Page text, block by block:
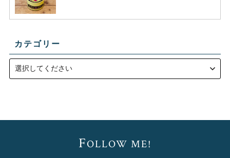
カテゴリー
FOLLOW ME!